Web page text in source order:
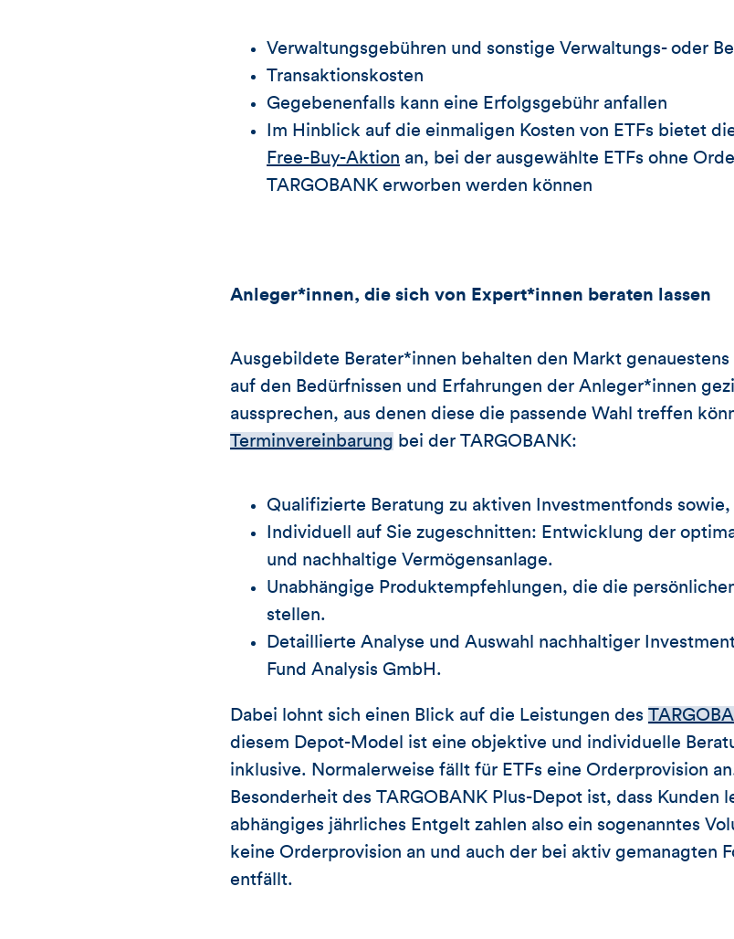
Verwaltungsgebühren und sonstige Verwaltungs- oder
Transaktionskosten
Gegebenenfalls kann eine Erfolgsgebühr anfallen
Im Hinblick auf die einmaligen Kosten von ETFs bietet
Free-Buy-Aktion an, bei der ausgewählte ETFs ohne
TARGOBANK erworben werden können
Anleger*innen, die sich von Expert*innen beraten lassen
Ausgebildete Berater*innen behalten den Markt
auf den Bedürfnissen und Erfahrungen der Anleger*innen
aussprechen, aus denen diese die passende Wahl treffen
Terminvereinbarung bei der TARGOBANK:
Qualifizierte Beratung zu aktiven Investmentfonds sowie,
Individuell auf Sie zugeschnitten: Entwicklung der
und nachhaltige Vermögensanlage.
Unabhängige Produktempfehlungen, die die
stellen.
Detaillierte Analyse und Auswahl nachhaltiger
Fund Analysis GmbH.
Dabei lohnt sich einen Blick auf die Leistungen des
diesem Depot-Model ist eine objektive und individuelle
inklusive. Normalerweise fällt für ETFs eine Orderprovision
Besonderheit des TARGOBANK Plus-Depot ist, dass
abhängiges jährliches Entgelt zahlen also ein sogenanntes
keine Orderprovision an und auch der bei aktiv gemanagten
entfällt.